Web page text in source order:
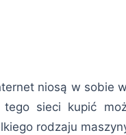
niosą w sobie
sieci kupić
rodzaju